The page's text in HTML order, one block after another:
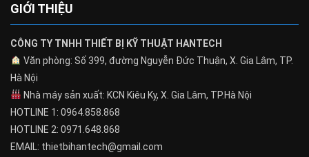
GIỚI THIỆU
CÔNG TY TNHH THIẾT BỊ KỸ THUẬT HANTECH
Văn phòng: Số 399, đường Nguyễn Đức Thuận, X. Gia Lâm, TP.
Hà Nội
Nhà máy sản xuất: KCN Kiêu Kỵ, X. Gia Lâm, TP.Hà Nội
HOTLINE 1: 0964.858.868
HOTLINE 2: 0971.648.868
EMAIL: thietbihantech@gmail.com